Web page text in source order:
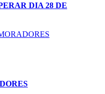
DIA 28 DE